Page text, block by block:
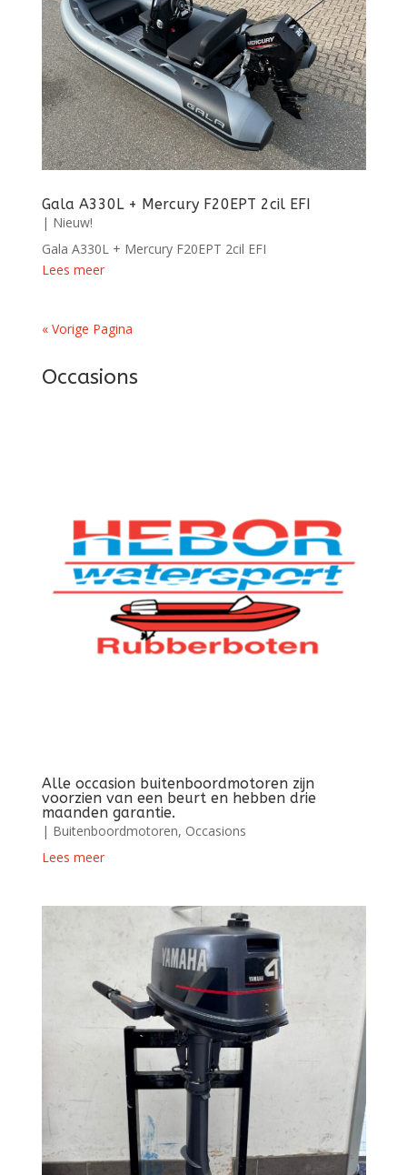
Gala A330L + Mercury F20EPT 2cil EFI
| Nieuw!
Gala A330L + Mercury F20EPT 2cil EFI
Lees meer
« Vorige Pagina
Occasions
Alle occasion buitenboordmotoren zijn
voorzien van een beurt en hebben drie
maanden garantie.
| Buitenboordmotoren, Occasions
Lees meer